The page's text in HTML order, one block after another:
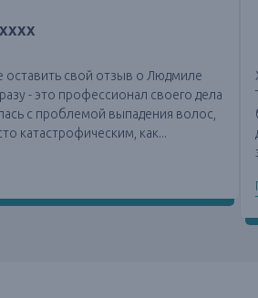
оставить свой отзыв о Людмиле
- это профессионал своего дела
с проблемой выпадения волос,
катастрофическим, как...